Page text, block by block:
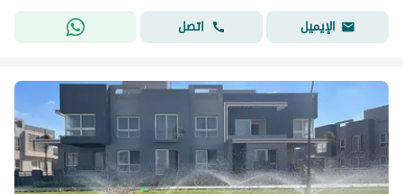
الإيميل
اتصل